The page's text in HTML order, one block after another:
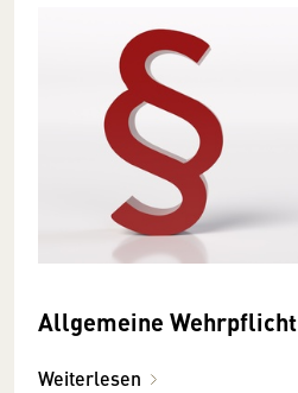
Allgemeine Wehrpflicht
Weiterlesen